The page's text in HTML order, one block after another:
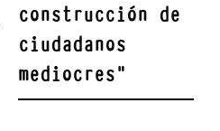
construcción de
ciudadanos
mediocres"